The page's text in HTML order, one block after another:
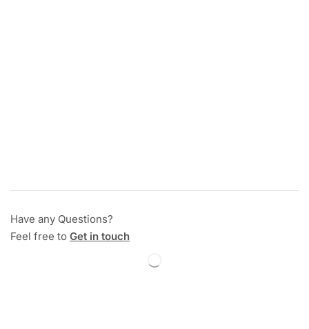
Have any Questions?
Feel free to Get in touch